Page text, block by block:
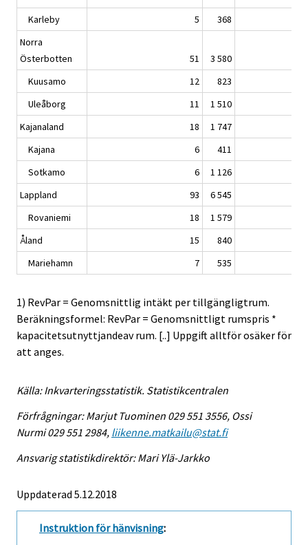
Karleby
5
368
Norra
Österbotten
51
3 580
Kuusamo
12
823
Uleåborg
11
1 510
Kajanaland
18
1 747
Kajana
6
411
Sotkamo
6
1 126
Lappland
93
6 545
Rovaniemi
18
1 579
Åland
15
840
Mariehamn
7 535
1) RevPar = Genomsnittlig intäkt per tillgängligtrum.
Beräkningsformel: RevPar = Genomsnittligt rumspris *
kapacitetsutnyttjandeav rum. [..] Uppgift alltför osäker för
att anges.
Källa: Inkvarteringsstatistik. Statistikcentralen
Förfrågningar: Marjut Tuominen 029 551 3556, Ossi
Nurmi 029 551 2984, liikenne.matkailu@stat.fi
Ansvarig statistikdirektör: Mari Ylä-Jarkko
Uppdaterad 5.12.2018
Instruktion för hänvisning: